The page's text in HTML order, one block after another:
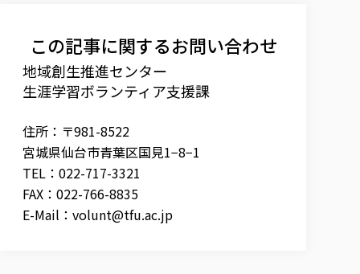
この記事に関するお問い合わせ
地域創生推進センター
生涯学習ボランティア支援課
住所：〒981-8522
宮城県仙台市青葉区国見1−8−1
TEL：022-717-3321
FAX：022-766-8835
E-Mail： volunt@tfu.ac.jp